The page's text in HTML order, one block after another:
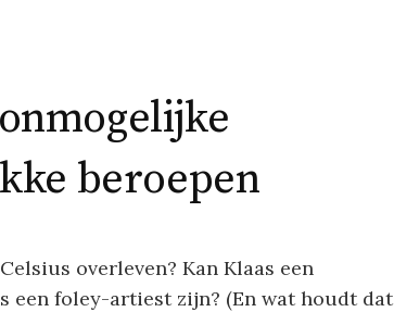
beroepen
overleven? Kan Klaas een
een foley-artiest zijn? (En wat houdt dat